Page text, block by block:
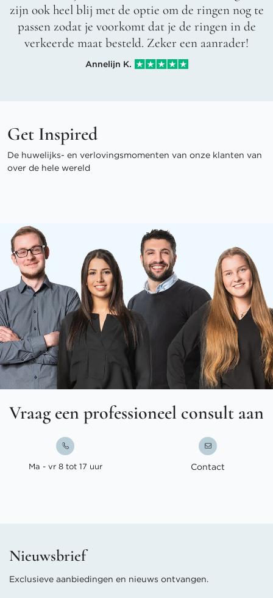
zijn ook heel blij met de optie om de ringen nog te
passen zodat je voorkomt dat je de ringen in de
verkeerde maat besteld. Zeker een aanrader!
Annelijn K.
Get Inspired
De huwelijks- en verlovingsmomenten van onze klanten van
over de hele wereld
Vraag een professioneel consult aan
Ma - vr 8 tot 17 uur Contact
Nieuwsbrief
Exclusieve aanbiedingen en nieuws ontvangen.